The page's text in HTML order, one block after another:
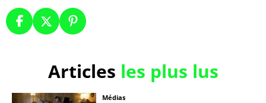
Articles les plus lus
Médias